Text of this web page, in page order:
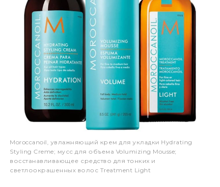
Moroccanoil, увлажняющий крем для укладки Hydrating
Styling Creme; мусс для объема Volumizing Mousse;
восстанавливающее средство для тонких и
светлоокрашенных волос Treatment Light